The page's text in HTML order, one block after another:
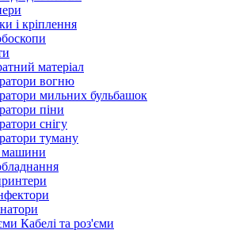
і кріплення
матеріал
вогню
мильних бульбашок
піни
снігу
туману
Кабелі та роз'єми